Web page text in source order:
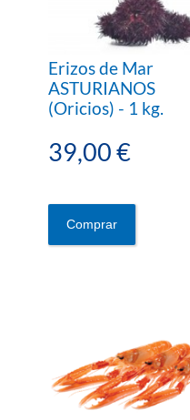
Erizos de Mar
ASTURIANOS
(Oricios) - 1 kg.
39,00 €
Comprar